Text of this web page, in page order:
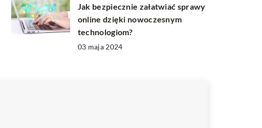
Jak bezpiecznie załatwiać sprawy
online dzięki nowoczesnym
technologiom?
03 maja 2024